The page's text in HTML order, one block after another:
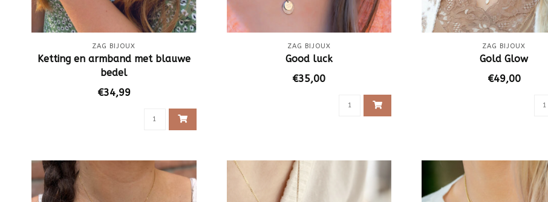
ZAG BIJOUX
Ketting en armband met blauwe
bedel
€34,99
ZAG BIJOUX
Good luck
€35,00
ZAG BIJOUX
Gold Glow
€49,00